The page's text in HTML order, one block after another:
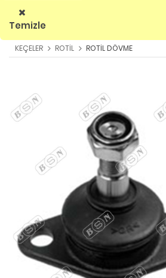
Temizle
KEÇELER ROTİL ROTİL DÖVME